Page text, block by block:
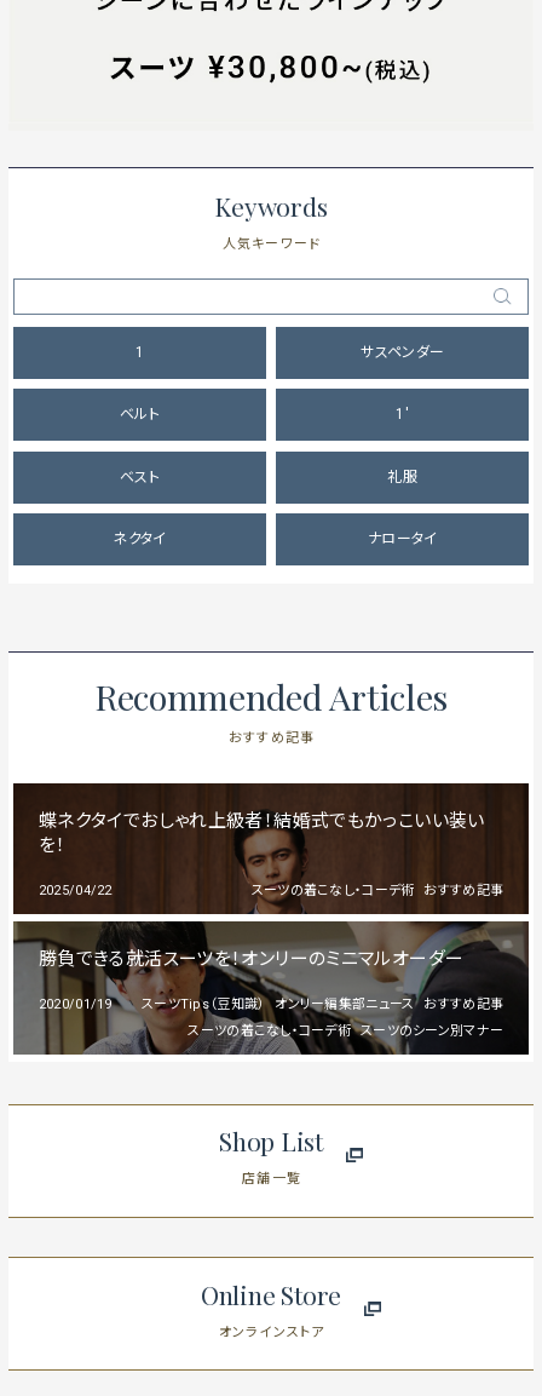
Keywords
人気キーワード
1 サスペンダー
ベルト 1'
ベスト 礼服
ネクタイ ナロータイ
Recommended Articles
おすすめ記事
蝶ネクタイでおしゃれ上級者！結婚式でもかっこいい装い
を！
2025/04/22 おすすめ記事
スーツの着こなし・コーデ術
勝負できる就活スーツを！オンリーのミニマルオーダー
2020/01/19 おすすめ記事
オンリー編集部ニュース
スーツTips（豆知識）
スーツのシーン別マナー
スーツの着こなし・コーデ術
Shop List
店舗一覧
Online Store
オンラインストア